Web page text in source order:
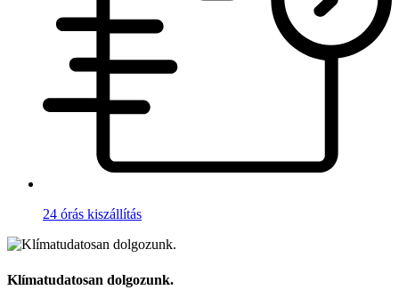
24 órás kiszállítás
Klímatudatosan dolgozunk.